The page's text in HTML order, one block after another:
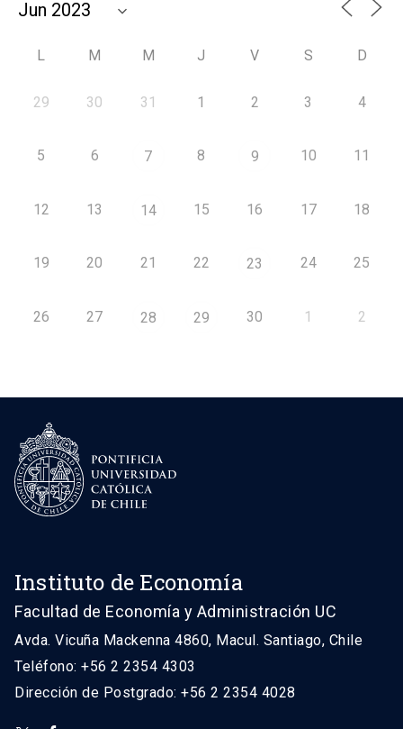
L M M J V S D
29 30 31 1 2 3 4
5 6 7 8 9 10 11
12 13 14 15 16 17 18
19 20 21 22 23 24 25
26 27 28 29 30 1 2
Instituto de Economía
Facultad de Economía y Administración UC
Avda. Vicuña Mackenna 4860, Macul. Santiago, Chile
Teléfono: +56 2 2354 4303
Dirección de Postgrado: +56 2 2354 4028